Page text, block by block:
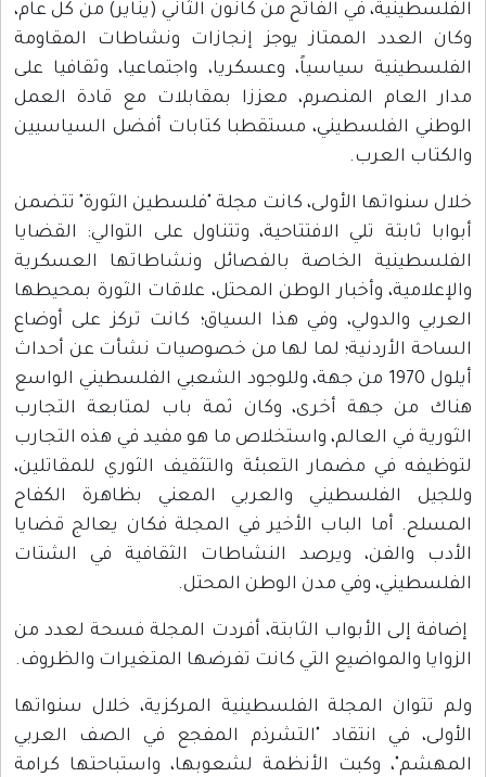
الفلسطينية، في الفاتح من كانون الثاني (يناير) من كل عام،
وكان العدد الممتاز يوجز إنجازات ونشاطات المقاومة
الفلسطينية سياسياً، وعسكريا، واجتماعيا، وثقافيا على
مدار العام المنصرم، معززا بمقابلات مع قادة العمل
الوطني الفلسطيني، مستقطبا كتابات أفضل السياسيين
والكتاب العرب.
خلال سنواتها الأولى، كانت مجلة "فلسطين الثورة" تتضمن
أبوابا ثابتة تلي الافتتاحية، وتتناول على التوالي: القضايا
الفلسطينية الخاصة بالفصائل ونشاطاتها العسكرية
والإعلامية، وأخبار الوطن المحتل، علاقات الثورة بمحيطها
العربي والدولي، وفي هذا السياق؛ كانت تركز على أوضاع
الساحة الأردنية؛ لما لها من خصوصيات نشأت عن أحداث
أيلول 1970 من جهة، وللوجود الشعبي الفلسطيني الواسع
هناك من جهة أخرى، وكان ثمة باب لمتابعة التجارب
الثورية في العالم، واستخلاص ما هو مفيد في هذه التجارب
لتوظيفه في مضمار التعبئة والتثقيف الثوري للمقاتلين،
وللجيل الفلسطيني والعربي المعني بظاهرة الكفاح
المسلح. أما الباب الأخير في المجلة فكان يعالج قضايا
الأدب والفن، ويرصد النشاطات الثقافية في الشتات
الفلسطيني، وفي مدن الوطن المحتل.
إضافة إلى الأبواب الثابتة، أفردت المجلة فسحة لعدد من
الزوايا والمواضيع التي كانت تفرضها المتغيرات والظروف.
ولم تتوان المجلة الفلسطينية المركزية، خلال سنواتها
الأولى، في انتقاد "التشرذم المفجع في الصف العربي
المهشم"، وكبت الأنظمة لشعوبها، واستباحتها كرامة